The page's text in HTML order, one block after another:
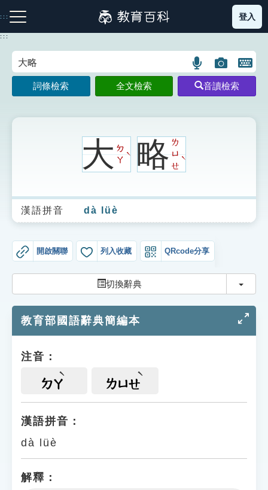
到
主
:::
注音索引圖示 筆畫索引圖示 部首索引表圖示
生字詞彙表
成語故事
索引選單
單字索引
遊戲專區
貓頭鷹博士
登入
:::
語
言
搜
圖
片
搜
開
鍵
圖
詞條檢索 全文檢索 音讀檢索
大ㄉ
ㄚ
ˋ 略ㄌ
ㄩ
ㄝ
ˋ
漢語拼音 dà lüè
開啟關聯 列入收藏 QRcode分享
切換辭典 切換
教育部國語辭典簡編本
注音：
ㄉㄚ ㄌㄩㄝ
漢語拼音：
dà lüè
解釋：